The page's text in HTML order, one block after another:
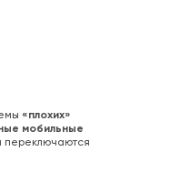
«плохих»
мобильные
переключаются